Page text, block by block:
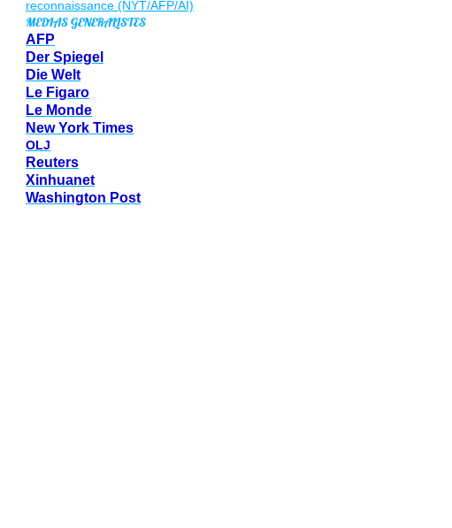
MEDIAS GENERALISTES
AFP
Der Spiegel
Die Welt
Le Figaro
Le Monde
New York Times
OLJ
Reuters
Xinhuanet
Washington Post